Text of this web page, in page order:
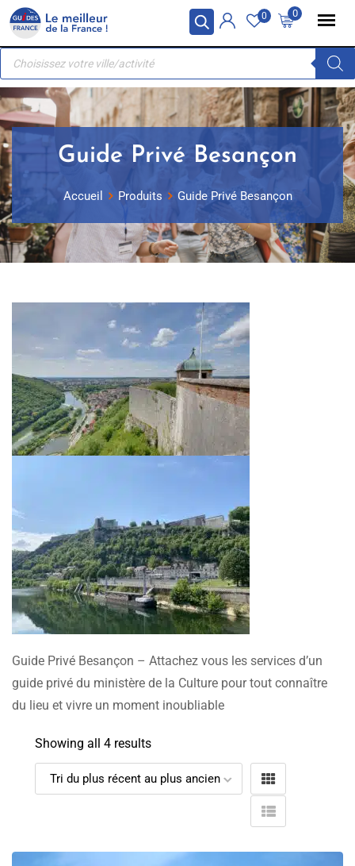
Panneau de gestion des cookies
Skip
content
0
0
Recherche
produits
Guide Privé Besançon
Accueil Produits Guide Privé Besançon
Guide Privé Besançon – Attachez vous les services d’un
guide privé du ministère de la Culture pour tout connaître
du lieu et vivre un moment inoubliable
Showing all 4 results